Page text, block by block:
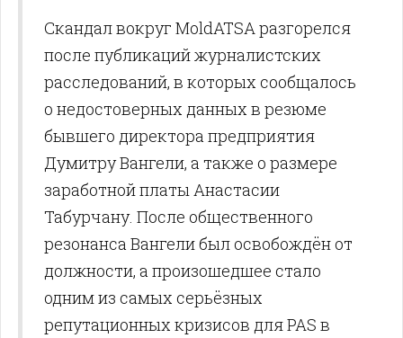
Скандал вокруг MoldATSA разгорелся
после публикаций журналистских
расследований, в которых сообщалось
о недостоверных данных в резюме
бывшего директора предприятия
Думитру Вангели, а также о размере
заработной платы Анастасии
Табурчану. После общественного
резонанса Вангели был освобождён от
должности, а произошедшее стало
одним из самых серьёзных
репутационных кризисов для PAS в